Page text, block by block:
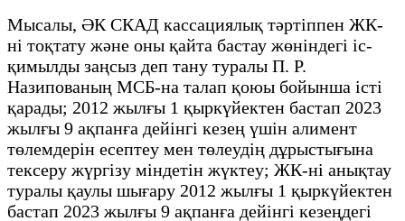
Мысалы, ӘК СКАД кассациялық тәртіппен ЖК-
ні тоқтату және оны қайта бастау жөніндегі іс-
қимылды заңсыз деп тану туралы П. Р.
Назипованың МСБ-на талап қоюы бойынша істі
қарады; 2012 жылғы 1 қыркүйектен бастап 2023
жылғы 9 ақпанға дейінгі кезең үшін алимент
төлемдерін есептеу мен төлеудің дұрыстығына
тексеру жүргізу міндетін жүктеу; ЖК-ні анықтау
туралы қаулы шығару 2012 жылғы 1 қыркүйектен
бастап 2023 жылғы 9 ақпанға дейінгі кезеңдегі